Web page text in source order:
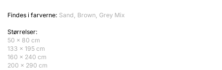
Findes i farverne: Sand, Brown, Grey Mix
Størrelser:
50 x 80 cm
133 x 195 cm
160 x 240 cm
200 x 290 cm